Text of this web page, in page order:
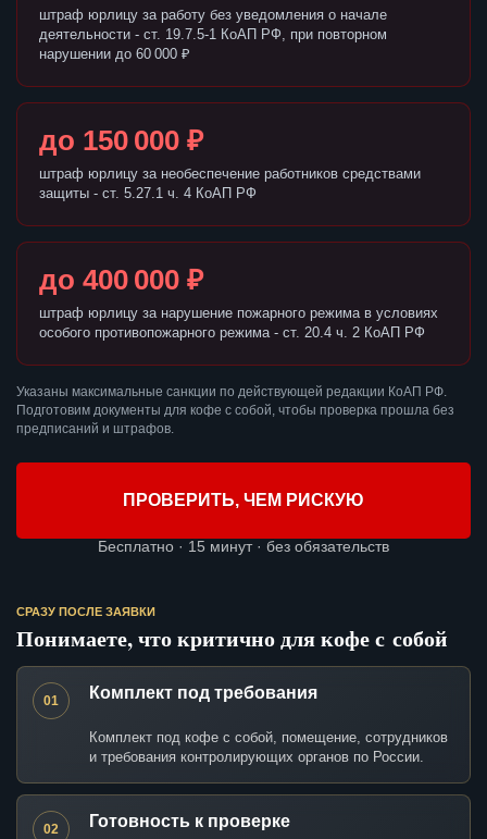
штраф юрлицу за работу без уведомления о начале
деятельности - ст. 19.7.5-1 КоАП РФ, при повторном
нарушении до 60 000 ₽
до 150 000 ₽
штраф юрлицу за необеспечение работников средствами
защиты - ст. 5.27.1 ч. 4 КоАП РФ
до 400 000 ₽
штраф юрлицу за нарушение пожарного режима в условиях
особого противопожарного режима - ст. 20.4 ч. 2 КоАП РФ
Указаны максимальные санкции по действующей редакции КоАП РФ.
Подготовим документы для кофе с собой, чтобы проверка прошла без
предписаний и штрафов.
ПРОВЕРИТЬ, ЧЕМ РИСКУЮ
Бесплатно · 15 минут · без обязательств
СРАЗУ ПОСЛЕ ЗАЯВКИ
Понимаете, что критично для кофе с собой
01 Комплект под требования
Комплект под кофе с собой, помещение, сотрудников
и требования контролирующих органов по России.
02 Готовность к проверке